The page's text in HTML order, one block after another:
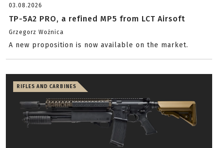
03.08.2026
TP-5A2 PRO, a refined MP5 from LCT Airsoft
Grzegorz Woźnica
A new proposition is now available on the market.
RIFLES AND CARBINES